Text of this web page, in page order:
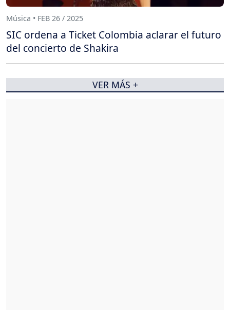
Música • FEB 26 / 2025
SIC ordena a Ticket Colombia aclarar el futuro
del concierto de Shakira
VER MÁS +